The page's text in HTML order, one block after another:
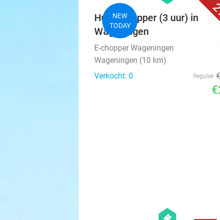
NEW
TODAY
Huur e-copper (3 uur) in
Wageningen
E-chopper Wageningen
Wageningen (10 km)
Verkocht: 0
Regulier
events